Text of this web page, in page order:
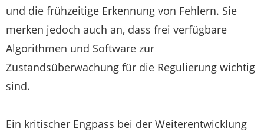
und die frühzeitige Erkennung von Fehlern. Sie
merken jedoch auch an, dass frei verfügbare
Algorithmen und Software zur
Zustandsüberwachung für die Regulierung wichtig
sind.
Ein kritischer Engpass bei der Weiterentwicklung